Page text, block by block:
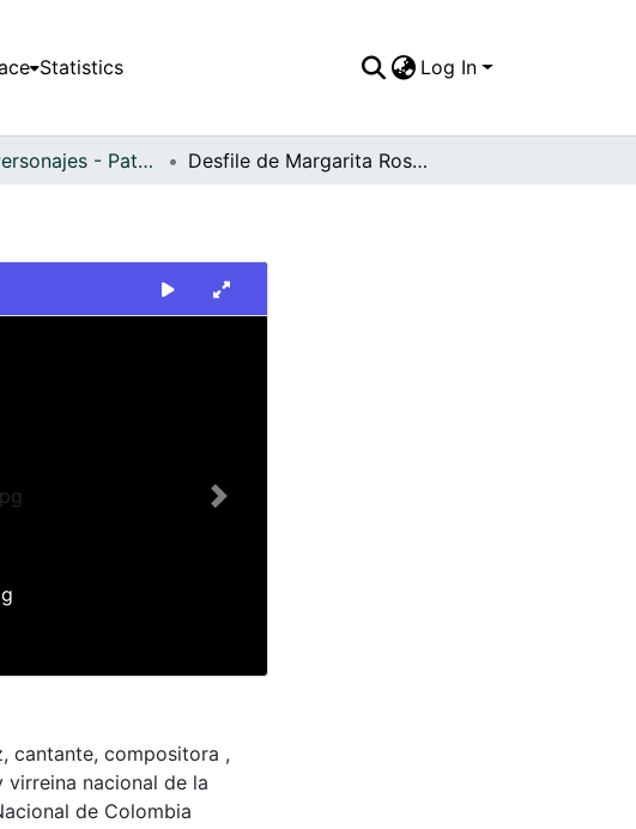
Statistics Log In
FFDO - Personajes - Patrimonial Desfile de Margarita Rosa de Francisco
Next
cantante, compositora ,
virreina nacional de la
de Colombia